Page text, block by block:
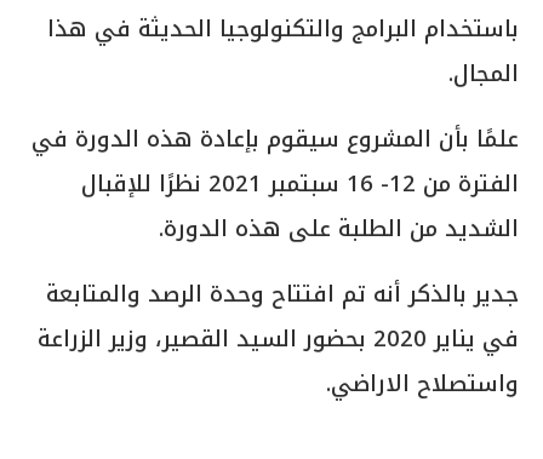
باستخدام البرامج والتكنولوجيا الحديثة في هذا
المجال.
علمًا بأن المشروع سيقوم بإعادة هذه الدورة في
الفترة من 12- 16 سبتمبر 2021 نظرًا للإقبال
الشديد من الطلبة على هذه الدورة.
جدير بالذكر أنه تم افتتاح وحدة الرصد والمتابعة
في يناير 2020 بحضور السيد القصير، وزير الزراعة
واستصلاح الاراضي.